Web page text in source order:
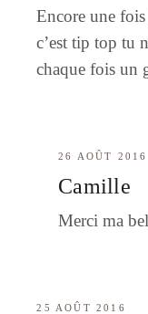
Encore une
c’est tip top tu
chaque fois un
26 AOÛT 2016
Camille
Merci ma
25 AOÛT 2016